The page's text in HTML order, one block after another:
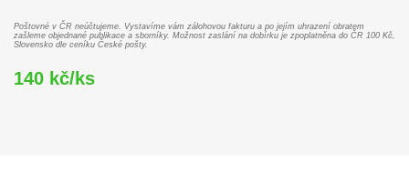
Poštovné v ČR neúčtujeme. Vystavíme vám zálohovou fakturu a po jejím uhrazení obratem
zašleme objednané publikace a sborníky. Možnost zaslání na dobírku je zpoplatněna do ČR 100 Kč,
Slovensko dle ceníku České pošty.
140 kč/ks